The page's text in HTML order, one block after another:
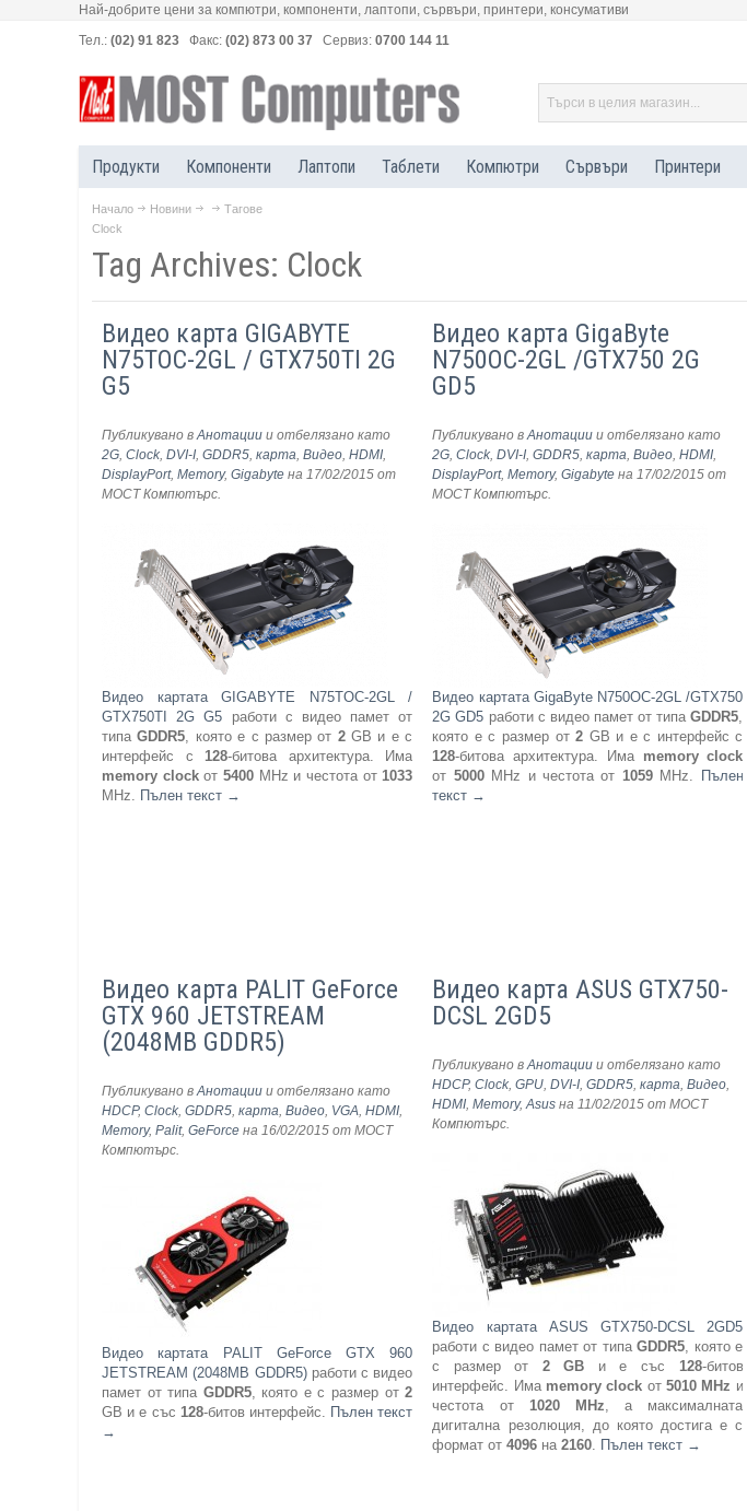
Най-добрите цени за компютри, компоненти, лаптопи, сървъри, принтери, консумативи
Тел.: (02) 91 823 Факс: (02) 873 00 37 Сервиз: 0700 144 11
Продукти Компоненти Лаптопи Таблети Компютри Сървъри Принтери
Начало Новини
Тагове
Clock
Tag Archives: Clock
Видео карта GIGABYTE
N75TOC-2GL / GTX750TI 2G
G5
Публикувано вАнотации и отбелязано като
2G,Clock,DVI-I,GDDR5,карта,Видео,HDMI,
DisplayPort,Memory,Gigabyte на 17/02/2015 от
МОСТ Компютърс.
Видео картата GIGABYTE N75TOC-2GL /
GTX750TI 2G G5 работи с видео памет от
типаGDDR5 , която е с размер от 2GB и е с
интерфейс с 128-битова архитектура. Има
memory clockот5400 MHz и честота от 1033
MHz.
Пълен текст →
Видео карта GigaByte
N750OC-2GL /GTX750 2G
GD5
Публикувано вАнотации и отбелязано като
2G,Clock,DVI-I,GDDR5,карта,Видео,HDMI,
DisplayPort,Memory,Gigabyte на 17/02/2015 от
МОСТ Компютърс.
Видео картата GigaByte N750OC-2GL /GTX750
2G GD5 работи с видео памет от типаGDDR5
която е с размер от2 GB и е с интерфейс с
128-битова архитектура. Има memory clock
от 5000MHz и честота от 1059MHz.
Пълен
текст →
Видео карта PALIT GeForce
GTX 960 JETSTREAM
(2048MB GDDR5)
Публикувано вАнотации и отбелязано като
HDCP,Clock,GDDR5,карта,Видео, VGA,HDMI,
Memory,Palit,GeForce на 16/02/2015 от МОСТ
Компютърс.
Видео картата PALIT GeForce GTX 960
JETSTREAM (2048MB GDDR5) работи с видео
памет от типа GDDR5, която е с размер от2
GB и е със 128-битов интерфейс.
Пълен текст
→
Видео карта ASUS GTX750-
DCSL 2GD5
Публикувано вАнотации и отбелязано като
HDCP,Clock,GPU,DVI-I,GDDR5,карта,Видео,
HDMI,Memory,Asus на 11/02/2015 от МОСТ
Компютърс.
Видео картата ASUS GTX750-DCSL 2GD5
работи с видео памет от типаGDDR5 , която е
с размер от 2 GB и е със 128-битов
интерфейс. Има memory clock от 5010 MHz и
честота от 1020 MHz , а максималната
дигитална резолюция, до която достига е с
формат от4096 на2160 Пълен текст →